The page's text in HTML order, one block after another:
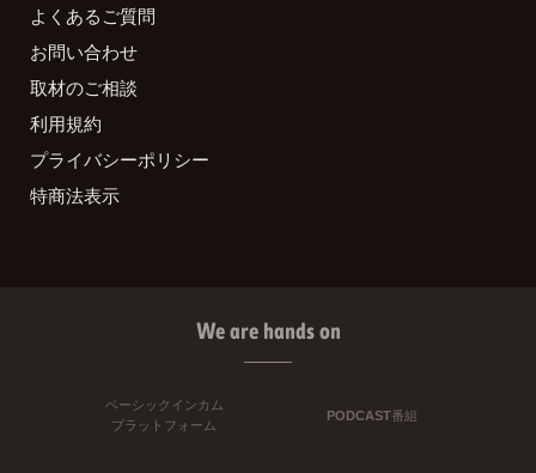
よくあるご質問
お問い合わせ
取材のご相談
利用規約
プライバシーポリシー
特商法表示
We are hands on
ベーシックインカム
プラットフォーム
PODCAST番組